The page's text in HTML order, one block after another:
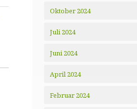
Oktober 2024
Juli 2024
Juni 2024
April 2024
Februar 2024